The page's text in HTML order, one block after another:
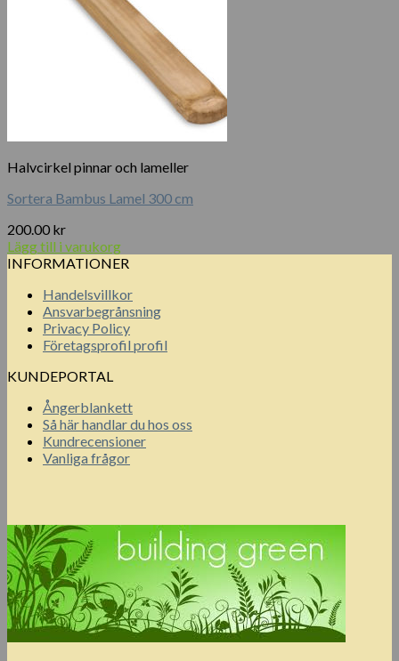
Halvcirkel pinnar och lameller
Sortera Bambus Lamel 300 cm
200.00 kr
Lägg till i varukorg
INFORMATIONER
Handelsvillkor
Ansvarbegrånsning
Privacy Policy
Företagsprofil profil
KUNDEPORTAL
Ångerblankett
Så här handlar du hos oss
Kundrecensioner
Vanliga frågor